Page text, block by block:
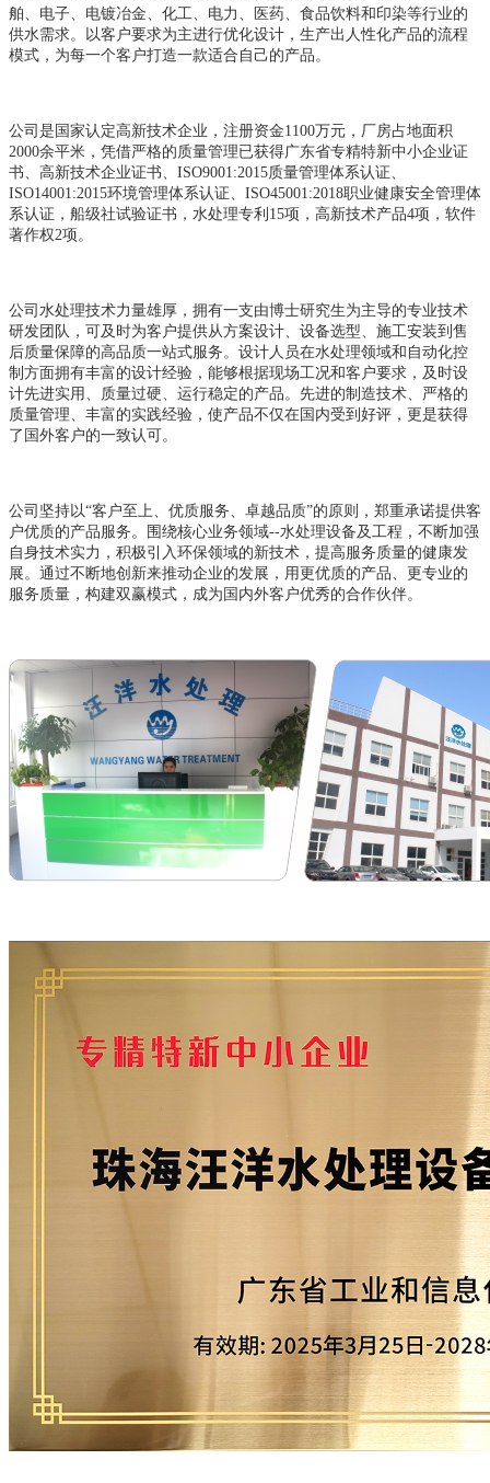
舶、电子、电镀冶金、化工、电力、医药、食品饮料和印染等行业的
供水需求。以客户要求为主进行优化设计，生产出人性化产品的流程
模式，为每一个客户打造一款适合自己的产品。
公司是国家认定高新技术企业，注册资金1100万元，厂房占地面积
2000余平米，凭借严格的质量管理已获得广东省专精特新中小企业证
书、高新技术企业证书、ISO9001:2015质量管理体系认证、
ISO14001:2015环境管理体系认证、ISO45001:2018职业健康安全管理体
系认证，船级社试验证书，水处理专利15项，高新技术产品4项，软件
著作权2项。
公司水处理技术力量雄厚，拥有一支由博士研究生为主导的专业技术
研发团队，可及时为客户提供从方案设计、设备选型、施工安装到售
后质量保障的高品质一站式服务。设计人员在水处理领域和自动化控
制方面拥有丰富的设计经验，能够根据现场工况和客户要求，及时设
计先进实用、质量过硬、运行稳定的产品。先进的制造技术、严格的
质量管理、丰富的实践经验，使产品不仅在国内受到好评，更是获得
了国外客户的一致认可。
公司坚持以“客户至上、优质服务、卓越品质”的原则，郑重承诺提供客
户优质的产品服务。围绕核心业务领域--水处理设备及工程，不断加强
自身技术实力，积极引入环保领域的新技术，提高服务质量的健康发
展。通过不断地创新来推动企业的发展，用更优质的产品、更专业的
服务质量，构建双赢模式，成为国内外客户优秀的合作伙伴。